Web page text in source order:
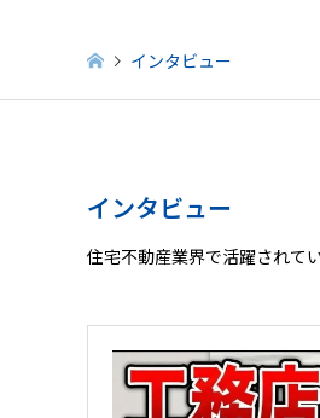
インタビュー
インタビュー
住宅不動産業界で活躍されて